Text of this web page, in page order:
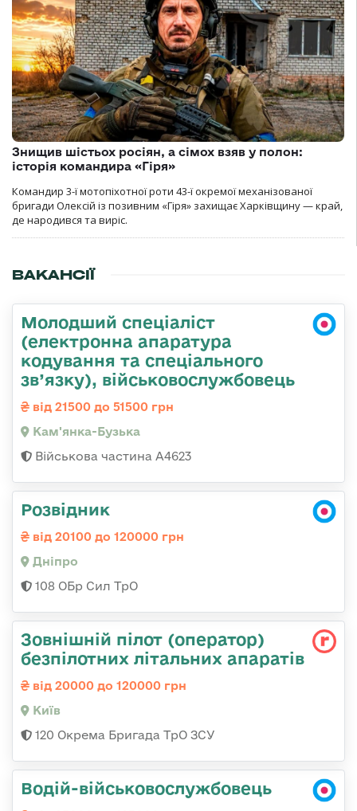
Знищив шістьох росіян, а сімох взяв у полон:
історія командира «Гіря»
Командир 3-ї мотопіхотної роти 43-ї окремої механізованої
бригади Олексій із позивним «Гіря» захищає Харківщину — край,
де народився та виріс.
ВАКАНСІЇ
Молодший спеціаліст
(електронна апаратура
кодування та спеціального
зв’язку), військовослужбовець
від 21500 до 51500 грн
Кам'янка-Бузька
Військова частина А4623
Розвідник
від 20100 до 120000 грн
Дніпро
108 ОБр Сил ТрО
Зовнішній пілот (оператор)
безпілотних літальних апаратів
від 20000 до 120000 грн
Київ
120 Окрема Бригада ТрО ЗСУ
Водій-військовослужбовець